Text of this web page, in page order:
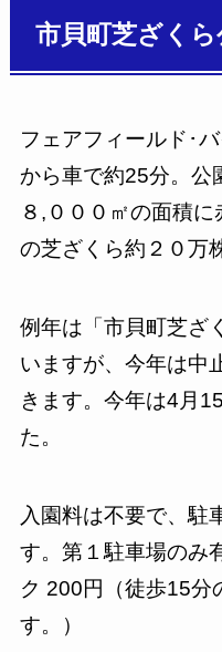
市貝町芝ざくら
フェアフィールド･
から車で約25分。公
８,０００㎡の面積
の芝ざくら約２０万
例年は「市貝町芝ざ
いますが、今年は中
きます。今年は4月
た。
入園料は不要で、駐
す。第１駐車場のみ
ク 200円（徒歩15分
す。）